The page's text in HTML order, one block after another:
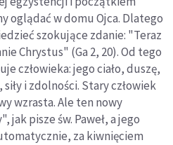
oglądać w domu Ojca. Dlatego
szokujące zdanie: "Teraz
Chrystus" (Ga 2, 20). Od tego
człowieka: jego ciało, duszę,
i zdolności. Stary człowiek
wzrasta. Ale ten nowy
pisze św. Paweł, a jego
za kiwnięciem